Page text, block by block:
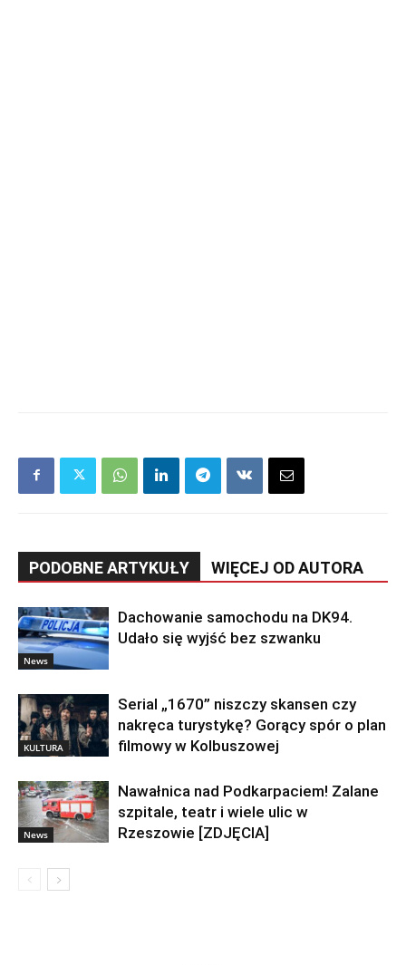
PODOBNE ARTYKUŁY WIĘCEJ OD AUTORA
News
Dachowanie samochodu na DK94.
Udało się wyjść bez szwanku
KULTURA
Serial „1670” niszczy skansen czy
nakręca turystykę? Gorący spór o plan
filmowy w Kolbuszowej
News
Nawałnica nad Podkarpaciem! Zalane
szpitale, teatr i wiele ulic w
Rzeszowie [ZDJĘCIA]